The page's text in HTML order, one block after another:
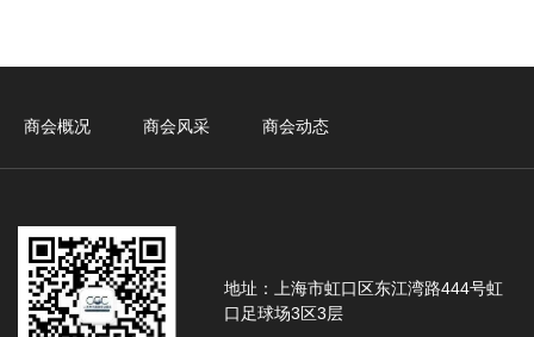
商会概况 商会风采 商会动态
地址：上海市虹口区东江湾路444号虹
口足球场3区3层